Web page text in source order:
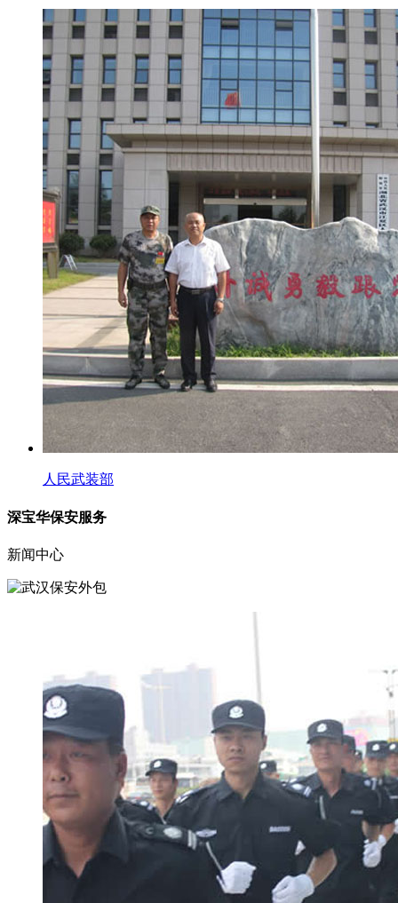
人民武装部
深宝华保安服务
新闻中心